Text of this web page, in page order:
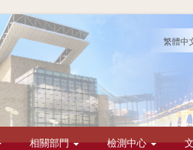
繁體中
相關部門 檢測中心